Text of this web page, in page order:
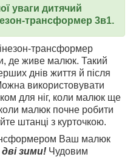
уваги дитячий
трансформер 3в1.
трансформер
де живе малюк. Такий
днів життя й після
використовувати
для ніг, коли малюк ще
малюк почне робити
штанці з курточкою.
Ваш малюк
зими! Чудовим